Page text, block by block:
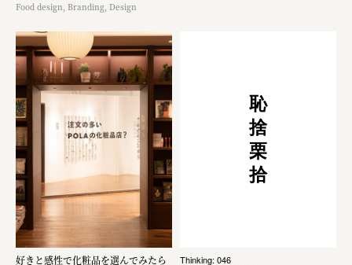
Food design, Branding, Design
好きと感性で化粧品を選んでみたら
恥
捨
栗
拾
Thinking: 046